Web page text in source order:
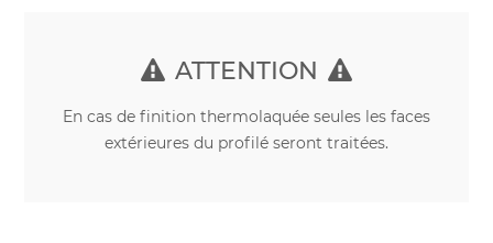
ATTENTION
En cas de finition thermolaquée seules les faces
extérieures du profilé seront traitées.